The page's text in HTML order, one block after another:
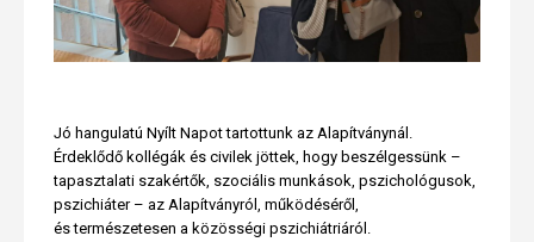
Jó hangulatú Nyílt Napot tartottunk az Alapítványnál.
Érdeklődő kollégák és civilek jöttek, hogy beszélgessünk –
tapasztalati szakértők, szociális munkások, pszichológusok,
pszichiáter – az Alapítványról, működéséről,
és természetesen a közösségi pszichiátriáról.